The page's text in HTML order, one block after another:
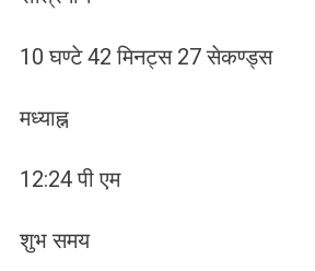
10 घण्टे 42 मिनट्स 27 सेकण्ड्स
मध्याह्न
12:24 पी एम
शुभ समय